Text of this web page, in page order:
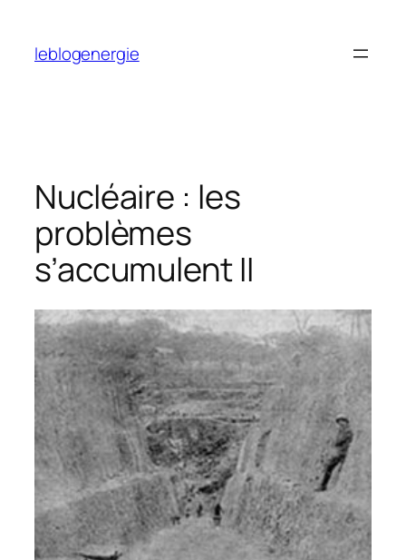
contenu
leblogenergie
Nucléaire : les
problèmes
s’accumulent II